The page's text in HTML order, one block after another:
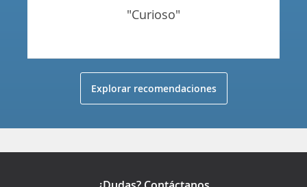
"curioso"
Explorar recomendaciones